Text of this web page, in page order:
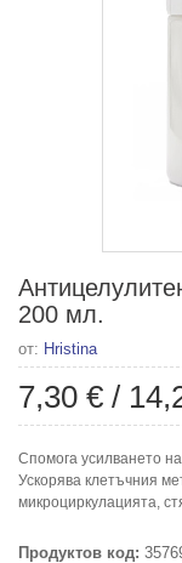
200 мл.
от: Hristina
7,30 € /
Спомога усилването
Ускорява клетъчния
микроциркулацията,
Продуктов код: